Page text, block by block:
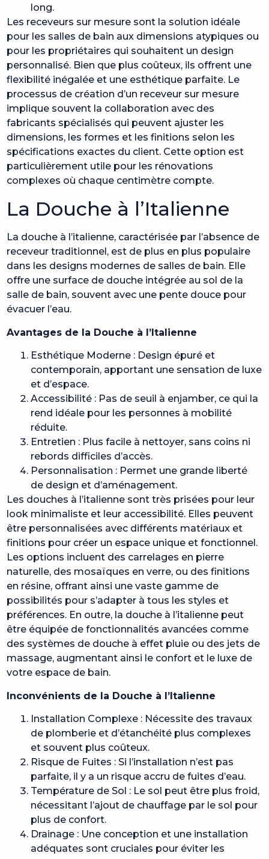
long.
Les receveurs sur mesure sont la solution idéale
pour les salles de bain aux dimensions atypiques ou
pour les propriétaires qui souhaitent un design
personnalisé. Bien que plus coûteux, ils offrent une
flexibilité inégalée et une esthétique parfaite. Le
processus de création d’un receveur sur mesure
implique souvent la collaboration avec des
fabricants spécialisés qui peuvent ajuster les
dimensions, les formes et les finitions selon les
spécifications exactes du client. Cette option est
particulièrement utile pour les rénovations
complexes où chaque centimètre compte.
La Douche à l’Italienne
La douche à l’italienne, caractérisée par l’absence de
receveur traditionnel, est de plus en plus populaire
dans les designs modernes de salles de bain. Elle
offre une surface de douche intégrée au sol de la
salle de bain, souvent avec une pente douce pour
évacuer l’eau.
Avantages de la Douche à l’Italienne
Esthétique Moderne : Design épuré et
contemporain, apportant une sensation de luxe
et d’espace.
Accessibilité : Pas de seuil à enjamber, ce qui la
rend idéale pour les personnes à mobilité
réduite.
Entretien : Plus facile à nettoyer, sans coins ni
rebords difficiles d’accès.
Personnalisation : Permet une grande liberté
de design et d’aménagement.
Les douches à l’italienne sont très prisées pour leur
look minimaliste et leur accessibilité. Elles peuvent
être personnalisées avec différents matériaux et
finitions pour créer un espace unique et fonctionnel.
Les options incluent des carrelages en pierre
naturelle, des mosaïques en verre, ou des finitions
en résine, offrant ainsi une vaste gamme de
possibilités pour s’adapter à tous les styles et
préférences. En outre, la douche à l’italienne peut
être équipée de fonctionnalités avancées comme
des systèmes de douche à effet pluie ou des jets de
massage, augmentant ainsi le confort et le luxe de
votre espace de bain.
Inconvénients de la Douche à l’Italienne
Installation Complexe : Nécessite des travaux
de plomberie et d’étanchéité plus complexes
et souvent plus coûteux.
Risque de Fuites : Si l’installation n’est pas
parfaite, il y a un risque accru de fuites d’eau.
Température de Sol : Le sol peut être plus froid,
nécessitant l’ajout de chauffage par le sol pour
plus de confort.
Drainage : Une conception et une installation
adéquates sont cruciales pour éviter les